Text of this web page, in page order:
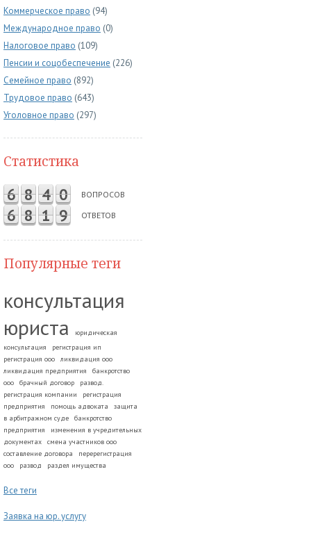
Коммерческое право (94)
Международное право (0)
Налоговое право (109)
Пенсии и соцобеспечение (226)
Семейное право (892)
Трудовое право (643)
Уголовное право (297)
Статистика
6 8 4 0 ВОПРОСОВ
6 8 1 9 ОТВЕТОВ
Популярные теги
консультация
юриста
юридическая
консультация
регистрация ип
регистрация ооо
ликвидация ооо
ликвидация предприятия
банкротство
ооо
брачный договор
развод.
регистрация компании
регистрация
предприятия
помощь адвоката
защита
в арбитражном суде
банкротство
предприятия
изменения в учредительных
документах
смена участников ооо
составление договора
перерегистрация
ооо
развод раздел имущества
Все теги
Заявка на юр. услугу